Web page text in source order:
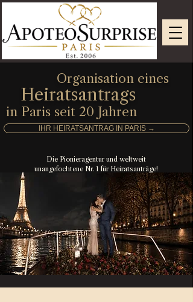
Organisation eines
Heiratsantrags
in Paris seit 20 Jahren
IHR HEIRATSANTRAG IN PARIS →
Die Pionieragentur und weltweit
unangefochtene Nr. 1 für Heiratsanträge!